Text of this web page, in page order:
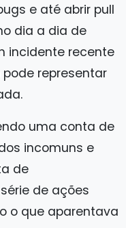
e até abrir pull
dia a dia de
incidente recente
representar
uma conta de
incomuns e
de
de ações
o que aparentava